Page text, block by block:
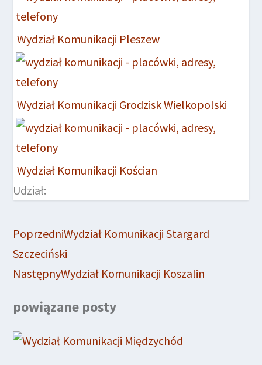
Wydział Komunikacji Pleszew
Wydział Komunikacji Grodzisk Wielkopolski
Wydział Komunikacji Kościan
Udział:
PoprzedniWydział Komunikacji Stargard
Szczeciński
NastępnyWydział Komunikacji Koszalin
powiązane posty